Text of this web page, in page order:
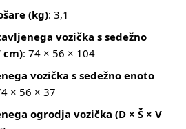
(kg): 3,1
vozička s sedežno
cm): 74 × 56 × 104
vozička s sedežno enoto
× 56 × 37
ogrodja vozička (D × Š × V